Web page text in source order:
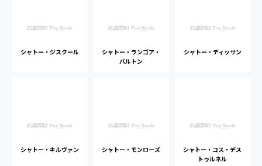
シャトー・ジスクール
シャトー・ランゴア・
バルトン
シャトー・ディッサン
シャトー・キルヴァン シャトー・モンローズ
シャトー・コス・デス
トゥルネル